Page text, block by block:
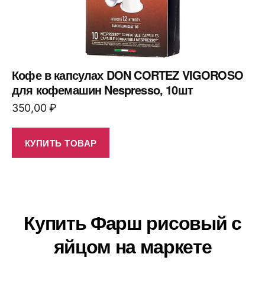
Кофе в капсулах DON CORTEZ VIGOROSO
для кофемашин Nespresso, 10шт
350,00₽
КУПИТЬ ТОВАР
Купить Фарш рисовый с
яйцом на маркете